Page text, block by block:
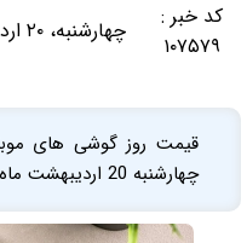
کد خبر :
۱۰۷۵۷۹
چهارشنبه، ۲۰ اردیبهشت ۱۴۰۲ - ۱۱:۱۸:۳۶
قیمت روز گوشی های
چهارشنبه 20 اردیبهشت ماه 1402 منتشر شد.